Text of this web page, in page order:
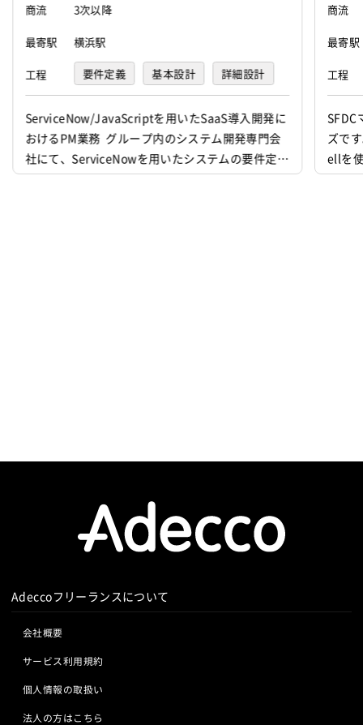
す。
＜オンサイトソリューション事業で培っ
たノウハウを基に、正社員のご紹介もお
任せください＞
現在弊社のオンサイトソリューション事
業では100社以上のクライアントとのお
X西五反田ビル 7階
2019年3月18日
資本金 1,000万円
商流
3次以降
最寄駅 横浜駅
工程 要件定義 基本設計 詳細設計
デバッグ 運用・保守
ServiceNow/JavaScriptを用いたSaaS導入開発に
おけるPM業務 グループ内のシステム開発専門会
社にて、ServiceNowを用いたシステムの要件定義
から初期導入、 エンハンス開発、運用保守にいた
商流
最寄駅
工程
SFDC
ズで
ellを
Adeccoフリーランスについて
会社概要
サービス利用規約
個人情報の取扱い
法人の方はこちら